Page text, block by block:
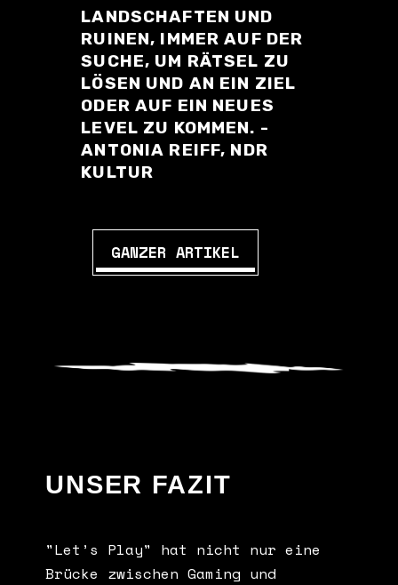
LANDSCHAFTEN UND
RUINEN, IMMER AUF DER
SUCHE, UM RÄTSEL ZU
LÖSEN UND AN EIN ZIEL
ODER AUF EIN NEUES
LEVEL ZU KOMMEN. -
ANTONIA REIFF, NDR
KULTUR
GANZER ARTIKEL
UNSER FAZIT
"Let’s Play" hat nicht nur eine
Brücke zwischen Gaming und